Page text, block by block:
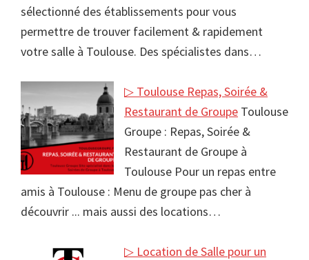
sélectionné des établissements pour vous
permettre de trouver facilement & rapidement
votre salle à Toulouse. Des spécialistes dans…
▷ Toulouse Repas, Soirée &
Restaurant de Groupe Toulouse
Groupe : Repas, Soirée &
Restaurant de Groupe à
Toulouse Pour un repas entre
amis à Toulouse : Menu de groupe pas cher à
découvrir ... mais aussi des locations…
▷ Location de Salle pour un